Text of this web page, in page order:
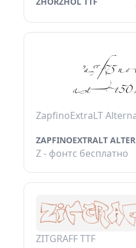
ZapfinoExtraLT
ZAPFINOEXTRALT
Z - фонтс бесплатно
ZITGRAFF TTF